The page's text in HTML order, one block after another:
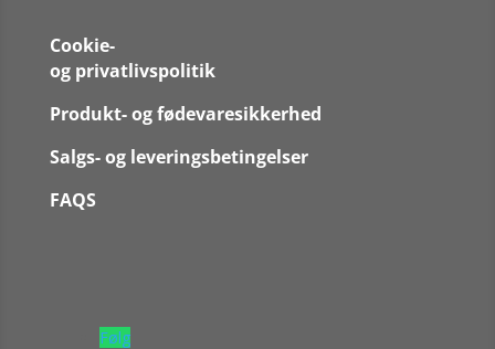
Cookie-
og privatlivspolitik
Produkt- og fødevaresikkerhed
Salgs- og leveringsbetingelser
FAQS
Følg